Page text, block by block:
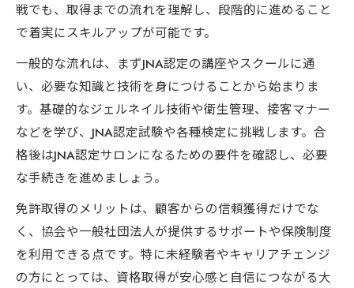
戦でも、取得までの流れを理解し、段階的に進めること
で着実にスキルアップが可能です。
一般的な流れは、まずJNA認定の講座やスクールに通
い、必要な知識と技術を身につけることから始まりま
す。基礎的なジェルネイル技術や衛生管理、接客マナー
などを学び、JNA認定試験や各種検定に挑戦します。合
格後はJNA認定サロンになるための要件を確認し、必要
な手続きを進めましょう。
免許取得のメリットは、顧客からの信頼獲得だけでな
く、協会や一般社団法人が提供するサポートや保険制度
を利用できる点です。特に未経験者やキャリアチェンジ
の方にとっては、資格取得が安心感と自信につながる大